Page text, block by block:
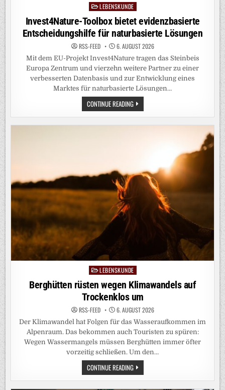
PostedLEBENSKUNDE
Invest4Nature-Toolbox bietet evidenzbasierte
Entscheidungshilfe für naturbasierte Lösungen
RSS-FEED 6. AUGUST 2026
Mit dem EU-Projekt Invest4Nature tragen das Steinbeis
Europa Zentrum und vierzehn weitere Partner zu einer
verbesserten Datenbasis und zur Entwicklung eines
Marktes für naturbasierte Lösungen…
CONTINUE READINGINVEST4NATURE-
TOOLBOX
BIETET
PostedLEBENSKUNDE
Berghütten rüsten wegen Klimawandels auf
Trockenklos um
RSS-FEED 6. AUGUST 2026
Der Klimawandel hat Folgen für das Wasseraufkommen im
Alpenraum. Das bekommen auch Touristen zu spüren:
Wegen Wassermangels müssen Berghütten immer öfter
vorzeitig schließen. Um den…
CONTINUE READINGBERGHÜTTEN
RÜSTEN
WEGEN